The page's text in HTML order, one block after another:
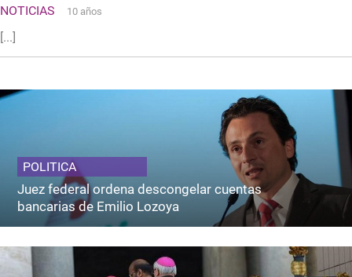
NOTICIAS 10 años
[...]
POLITICA
Juez federal ordena descongelar cuentas
bancarias de Emilio Lozoya